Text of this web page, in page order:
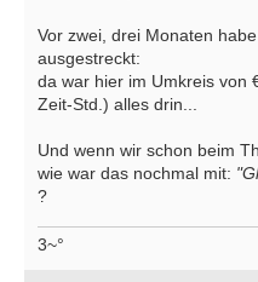
Vor zwei, drei Monaten
ausgestreckt:
da war hier im Umkreis von
Zeit-Std.) alles drin...
Und wenn wir schon beim
wie war das nochmal mit:
?
3~°